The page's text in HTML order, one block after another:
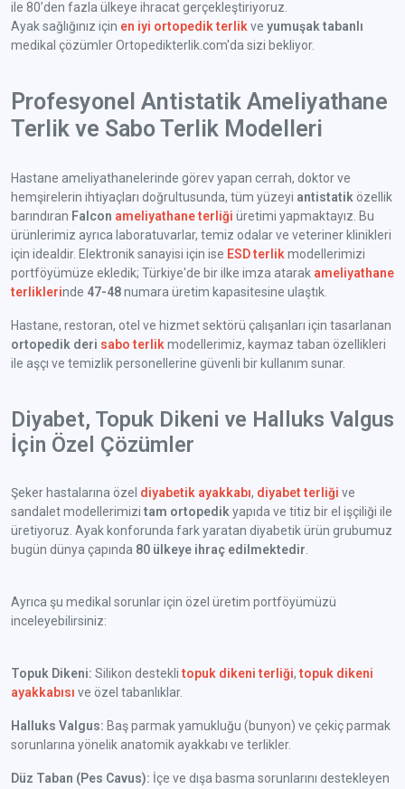
ile 80’den fazla ülkeye ihracat gerçekleştiriyoruz.
Ayak sağlığınız için en iyi ortopedik terlik ve yumuşak tabanlı
medikal çözümler Ortopedikterlik.com'da sizi bekliyor.
Profesyonel Antistatik Ameliyathane
Terlik ve Sabo Terlik Modelleri
Hastane ameliyathanelerinde görev yapan cerrah, doktor ve
hemşirelerin ihtiyaçları doğrultusunda, tüm yüzeyi antistatik özellik
barındıran Falcon ameliyathane terliği üretimi yapmaktayız. Bu
ürünlerimiz ayrıca laboratuvarlar, temiz odalar ve veteriner klinikleri
için idealdir. Elektronik sanayisi için ise ESD terlik modellerimizi
portföyümüze ekledik; Türkiye'de bir ilke imza atarak ameliyathane
terliklerinde 47-48numara üretim kapasitesine ulaştık.
Hastane, restoran, otel ve hizmet sektörü çalışanları için tasarlanan
ortopedik deri sabo terlik modellerimiz, kaymaz taban özellikleri
ile aşçı ve temizlik personellerine güvenli bir kullanım sunar.
Diyabet, Topuk Dikeni ve Halluks Valgus
İçin Özel Çözümler
Şeker hastalarına özel diyabetik ayakkabı, diyabet terliği ve
sandalet modellerimizi tam ortopedik yapıda ve titiz bir el işçiliği ile
üretiyoruz. Ayak konforunda fark yaratan diyabetik ürün grubumuz
bugün dünya çapında 80 ülkeye ihraç edilmektedir
Ayrıca şu medikal sorunlar için özel üretim portföyümüzü
inceleyebilirsiniz:
Topuk Dikeni: Silikon desteklitopuk dikeni terliği,topuk dikeni
ayakkabısı ve özel tabanlıklar.
Halluks Valgus: Baş parmak yamukluğu (bunyon) ve çekiç parmak
sorunlarına yönelik anatomik ayakkabı ve terlikler.
Düz Taban (Pes Cavus): İçe ve dışa basma sorunlarını destekleyen